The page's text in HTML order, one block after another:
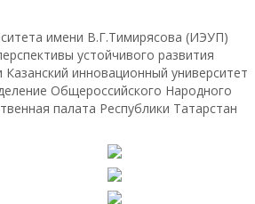
имени В.Г.Тимирясова (ИЭУП)
устойчивого развития
инновационный университет
Общероссийского Народного
палата Республики Татарстан